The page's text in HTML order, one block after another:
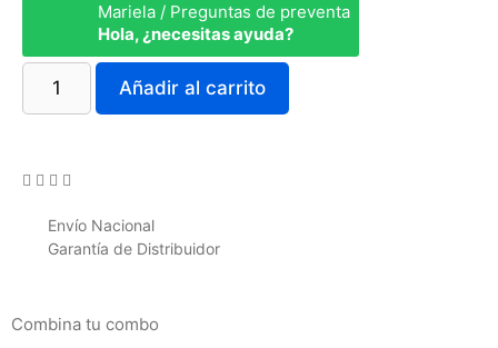
Mariela / Preguntas de preventa
Hola, ¿necesitas ayuda?
Añadir al carrito
Envío Nacional
Garantía de Distribuidor
Combina tu combo